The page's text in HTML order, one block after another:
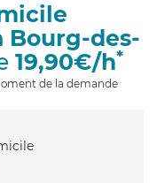
i
Bourg-des-
19,90€/h*
de la demande